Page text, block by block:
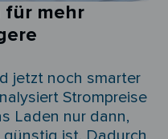
für mehr
jetzt noch smarter
Strompreise
Laden nur dann,